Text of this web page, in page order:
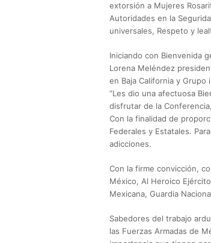
extorsión a Mujeres
Autoridades en la
universales, Respeto y
Iniciando con Bienvenida
Lorena Meléndez
en Baja California y
“Les dio una afectuosa
disfrutar de la
Con la finalidad de
Federales y Estatales.
adicciones.
Con la firme convicción,
México, Al Heroico
Mexicana, Guardia
Sabedores del trabajo
las Fuerzas Armadas de